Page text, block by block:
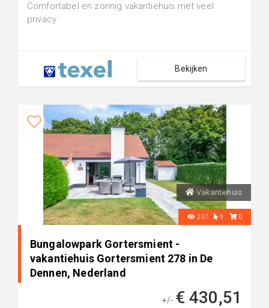
Comfortabel en zonnig vakantiehuis met veel
privacy
Bekijken
Vakantiehuis
257 9 0
Bungalowpark Gortersmient -
vakantiehuis Gortersmient 278 in De
Dennen, Nederland
+/- € 430,51